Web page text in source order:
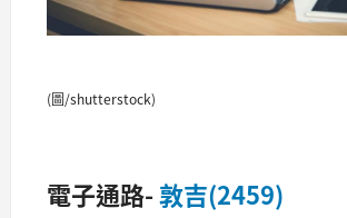
(圖/shutterstock)
電子通路-敦吉(2459)